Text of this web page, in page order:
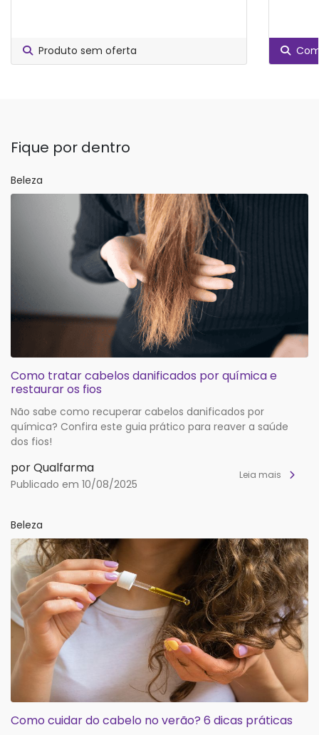
Produto sem oferta
Fique por dentro
Beleza
Como tratar cabelos danificados por química e
restaurar os fios
Não sabe como recuperar cabelos danificados por
química? Confira este guia prático para reaver a saúde
dos fios!
por Qualfarma
Publicado em 10/08/2025
Leia mais
Beleza
Como cuidar do cabelo no verão? 6 dicas práticas